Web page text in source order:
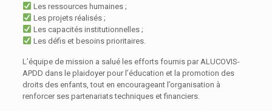
Les ressources humaines ;
Les projets réalisés ;
Les capacités institutionnelles ;
Les défis et besoins prioritaires.
L’équipe de mission a salué les efforts fournis par ALUCOVIS-
APDD dans le plaidoyer pour l’éducation et la promotion des
droits des enfants, tout en encourageant l’organisation à
renforcer ses partenariats techniques et financiers.